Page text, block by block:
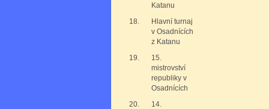
Katanu
18.
Hlavní turnaj
v Osadnících
z Katanu
19.
15.
mistrovství
republiky v
Osadnících
20.
14.